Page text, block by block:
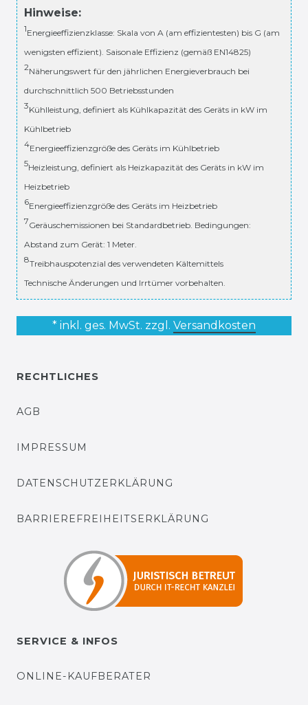
Hinweise:
1Energieeffizienzklasse: Skala von A (am effizientesten) bis G (am
wenigsten effizient). Saisonale Effizienz (gemäß EN14825)
2Näherungswert für den jährlichen Energieverbrauch bei
durchschnittlich 500 Betriebsstunden
3Kühlleistung, definiert als Kühlkapazität des Geräts in kW im
Kühlbetrieb
4Energieeffizienzgröße des Geräts im Kühlbetrieb
5Heizleistung, definiert als Heizkapazität des Geräts in kW im
Heizbetrieb
6Energieeffizienzgröße des Geräts im Heizbetrieb
7Geräuschemissionen bei Standardbetrieb. Bedingungen:
Abstand zum Gerät: 1 Meter.
8Treibhauspotenzial des verwendeten Kältemittels
Technische Änderungen und Irrtümer vorbehalten.
* inkl. ges. MwSt. zzgl. Versandkosten
RECHTLICHES
AGB
IMPRESSUM
DATENSCHUTZERKLÄRUNG
BARRIEREFREIHEITSERKLÄRUNG
SERVICE & INFOS
ONLINE-KAUFBERATER